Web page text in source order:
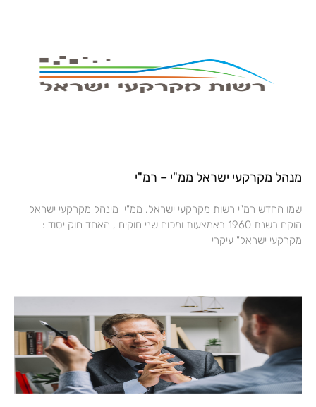
מנהל מקרקעי ישראל ממ"י – רמ"י
שמו החדש רמ"י רשות מקרקעי ישראל. ממ"י מינהל מקרקעי ישראל
הוקם בשנת 1960 באמצעות ומכוח שני חוקים , האחד חוק יסוד :
מקרקעי ישראל" עיקרי